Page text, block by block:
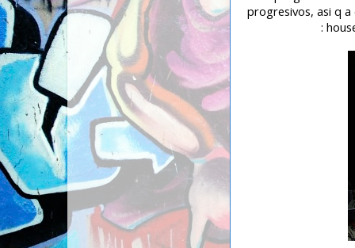
progresivos, asi q
: